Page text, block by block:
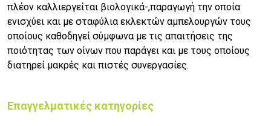
πλέον καλλιεργείται βιολογικά-,παραγωγή την οποία
ενισχύει και με σταφύλια εκλεκτών αμπελουργών τους
οποίους καθοδηγεί σύμφωνα με τις απαιτήσεις της
ποιότητας των οίνων που παράγει και με τους οποίους
διατηρεί μακρές και πιστές συνεργασίες.
Επαγγελματικές κατηγορίες